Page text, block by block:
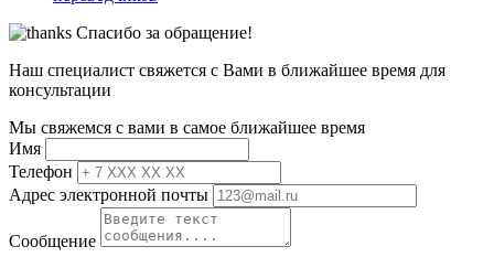
Спасибо за обращение!
Наш специалист свяжется с Вами в ближайшее время для
консультации
Мы свяжемся с вами в самое ближайшее время
Имя
Телефон
Адрес электронной почты
Сообщение